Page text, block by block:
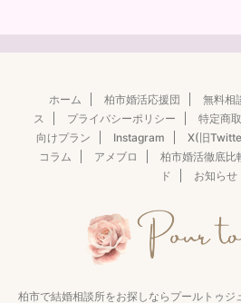
ホーム 柏市婚活応援団 無料相
ス
プライバシーポリシー 特定商
向けプラン
Instagram X(旧
コラム
アメブロ 柏市婚活徹底比
ド
お知らせ
柏市で結婚相談所をお探しならプールトゥ